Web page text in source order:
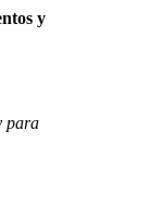
y
para